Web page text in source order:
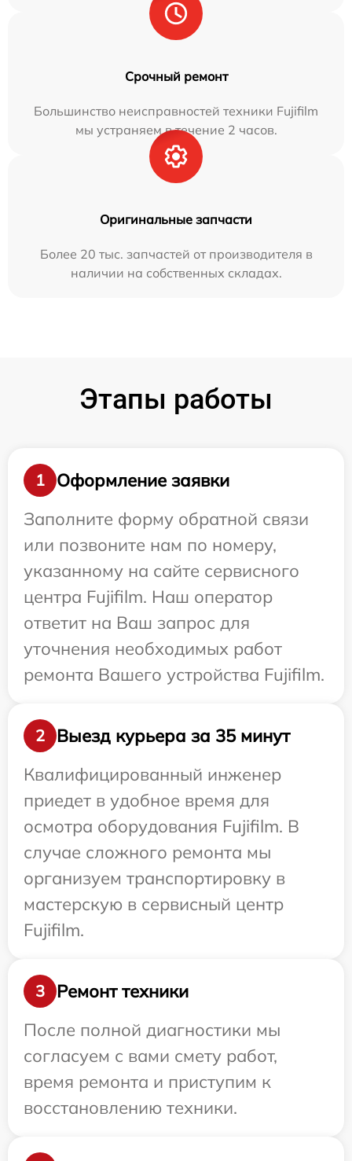
Срочный ремонт
Большинство неисправностей техники Fujifilm
мы устраняем в течение 2 часов.
Оригинальные запчасти
Более 20 тыс. запчастей от производителя в
наличии на собственных складах.
Этапы работы
1
Оформление заявки
Заполните форму обратной связи
или позвоните нам по номеру,
указанному на сайте сервисного
центра Fujifilm. Наш оператор
ответит на Ваш запрос для
уточнения необходимых работ
ремонта Вашего устройства Fujifilm.
2
Выезд курьера за 35 минут
Квалифицированный инженер
приедет в удобное время для
осмотра оборудования Fujifilm. В
случае сложного ремонта мы
организуем транспортировку в
мастерскую в сервисный центр
Fujifilm.
3
Ремонт техники
После полной диагностики мы
согласуем с вами смету работ,
время ремонта и приступим к
восстановлению техники.